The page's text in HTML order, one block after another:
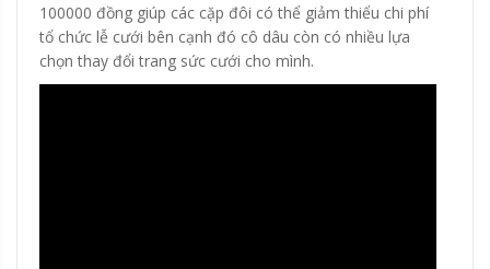
100000 đồng giúp các cặp đôi có thể giảm thiểu chi phí
tổ chức lễ cưới bên cạnh đó cô dâu còn có nhiều lựa
chọn thay đổi trang sức cưới cho mình.